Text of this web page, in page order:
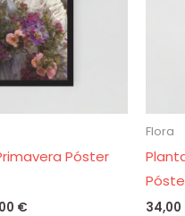
Póster
€
Flora
34,00